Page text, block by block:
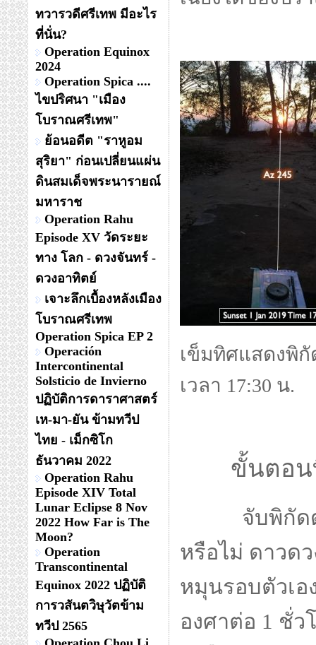
ทวารวดีศรีเทพ มีอะไร
ที่นั่น?
Operation Equinox
2024
Operation Spica ....
ไขปริศนา "เมือง
โบราณศรีเทพ"
ย้อนอดีต "ราหูอม
สุริยา" ก่อนเปลี่ยนแผ่น
ดินสมเด็จพระนารายณ์
มหาราช
Operation Rahu
Episode XV วัดระยะ
ทาง โลก - ดวงจันทร์ -
ดวงอาทิตย์
เจาะลึกเบื้องหลังเมือง
โบราณศรีเทพ
Operation Spica EP 2
Operación
Intercontinental
Solsticio de Invierno
ปฏิบัติการดาราศาสตร์
เห-มา-ยัน ข้ามทวีป
ไทย - เม็กซิโก
ธันวาคม 2022
Operation Rahu
Episode XIV Total
Lunar Eclipse 8 Nov
2022 How Far is The
Moon?
Operation
Transcontinental
Equinox 2022 ปฏิบัติ
การวสันตวิษุวัตข้าม
ทวีป 2565
เข็มทิศแสดงพิ
เวลา 17:30 น.
ขั้นตอน
จับพิกัดดาว
หรือไม่ ดาวด
หมุนรอบตัวเอ
องศาต่อ 1 ชั่ว